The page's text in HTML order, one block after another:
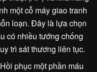
một cỗ máy giao tranh
loạn. Đây là lựa chọn
có nhiều tướng chống
trì sát thương liên tục.
phục một phần máu